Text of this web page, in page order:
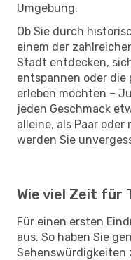
Umgebung.
Ob Sie durch
einem der
Stadt entdecken,
entspannen oder die
erleben möchten –
jeden Geschmack
alleine, als Paar
werden Sie
Wie viel Zeit für
Für einen ersten
aus. So haben Sie
Sehenswürdigkeiten